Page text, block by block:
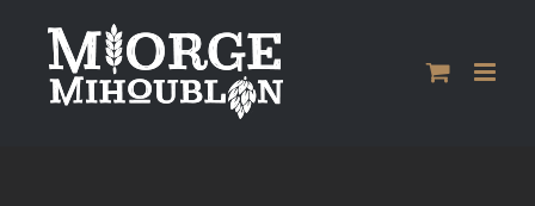
contenu